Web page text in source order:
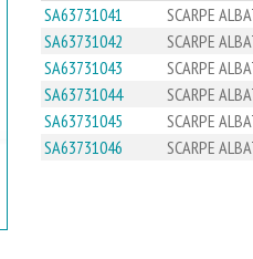
SA63731041
SCARPE
SA63731042
SCARPE
SA63731043
SCARPE
SA63731044
SCARPE
SA63731045
SCARPE
SA63731046
SCARPE